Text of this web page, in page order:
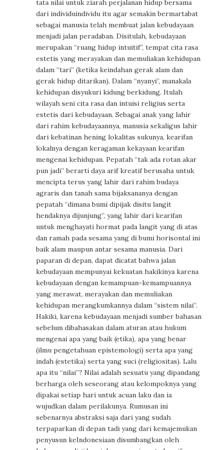
tata nilai untuk ziarah perjalanan hidup bersama
dari individuindividu itu agar semakin bermartabat
sebagai manusia telah membuat jalan kebudayaan
menjadi jalan peradaban. Disitulah, kebudayaan
merupakan “ruang hidup intuitif”, tempat cita rasa
estetis yang merayakan dan memuliakan kehidupan
dalam “tari” (ketika keindahan gerak alam dan
gerak hidup ditarikan). Dalam “nyanyi”, manakala
kehidupan disyukuri kidung berkidung. Itulah
wilayah seni cita rasa dan intuisi religius serta
estetis dari kebudayaan. Sebagai anak yang lahir
dari rahim kebudayaannya, manusia sekaligus lahir
dari kebatinan hening lokalitas sukunya, kearifan
lokalnya dengan keragaman kekayaan kearifan
mengenai kehidupan. Pepatah “tak ada rotan akar
pun jadi” berarti daya arif kreatif berusaha untuk
mencipta terus yang lahir dari rahim budaya
agraris dan tanah sama bijaksananya dengan
pepatah “dimana bumi dipijak disitu langit
hendaknya dijunjung”, yang lahir dari kearifan
untuk menghayati hormat pada langit yang di atas
dan ramah pada sesama yang di bumi horisontal ini
baik alam maupun antar sesama manusia. Dari
paparan di depan, dapat dicatat bahwa jalan
kebudayaan mempunyai kekuatan hakikinya karena
kebudayaan dengan kemampuan-kemampuannya
yang merawat, merayakan dan memuliakan
kehidupan merangkumkannya dalam “sistem nilai”.
Hakiki, karena kebudayaan menjadi sumber bahasan
sebelum dibahasakan dalam aturan atau hukum
mengenai apa yang baik (etika), apa yang benar
(ilmu pengetahuan epistemologi) serta apa yang
indah (estetika) serta yang suci (religiositas). Lalu
apa itu “nilai”? Nilai adalah sesuatu yang dipandang
berharga oleh seseorang atau kelompoknya yang
dipakai setiap hari untuk acuan laku dan ia
wujudkan dalam perilakunya. Rumusan ini
sebenarnya abstraksi saja dari yang sudah
terpaparkan di depan tadi yang dari kemajemukan
penyusun keIndonesiaan disumbangkan oleh